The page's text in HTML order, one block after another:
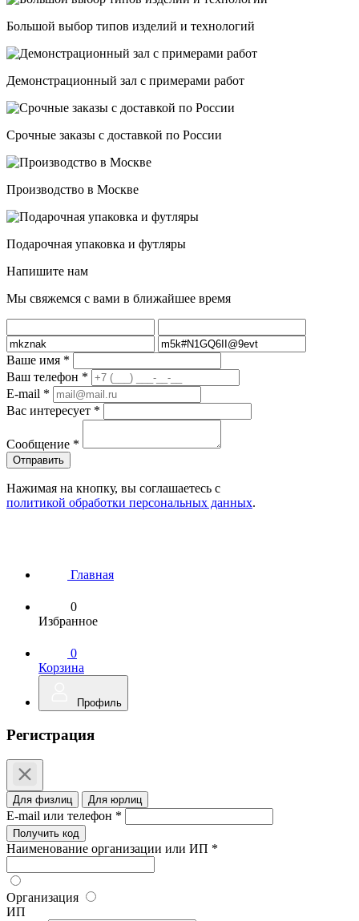
Большой выбор типов изделий и технологий
Демонстрационный зал с примерами работ
Срочные заказы с доставкой по России
Производство в Москве
Подарочная упаковка и футляры
Напишите нам
Мы свяжемся с вами в ближайшее время
Ваше имя *
Ваш телефон *
E-mail *
Вас интересует *
Сообщение *
Нажимая на кнопку, вы соглашаетесь с
политикой обработки персональных данных.
Главная
0
Избранное
0
Корзина
Профиль
Регистрация
Для физлиц Для юрлиц
E-mail или телефон *
Получить код
Наименование организации или ИП *
Организация
ИП